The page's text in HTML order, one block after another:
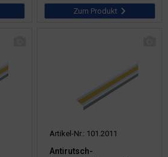
Zum Produkt
Artikel-Nr.: 101.2011
Antirutsch-